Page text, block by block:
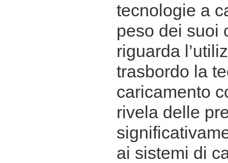
tecnologie a
peso dei suoi
riguarda
trasbordo la
caricamento
rivela delle
ai sistemi di